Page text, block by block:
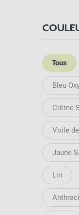
Tous
Bleu
Crème
Voile
Jaune
Lin